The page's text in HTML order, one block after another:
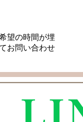
望の時間が埋
お問い合わせ